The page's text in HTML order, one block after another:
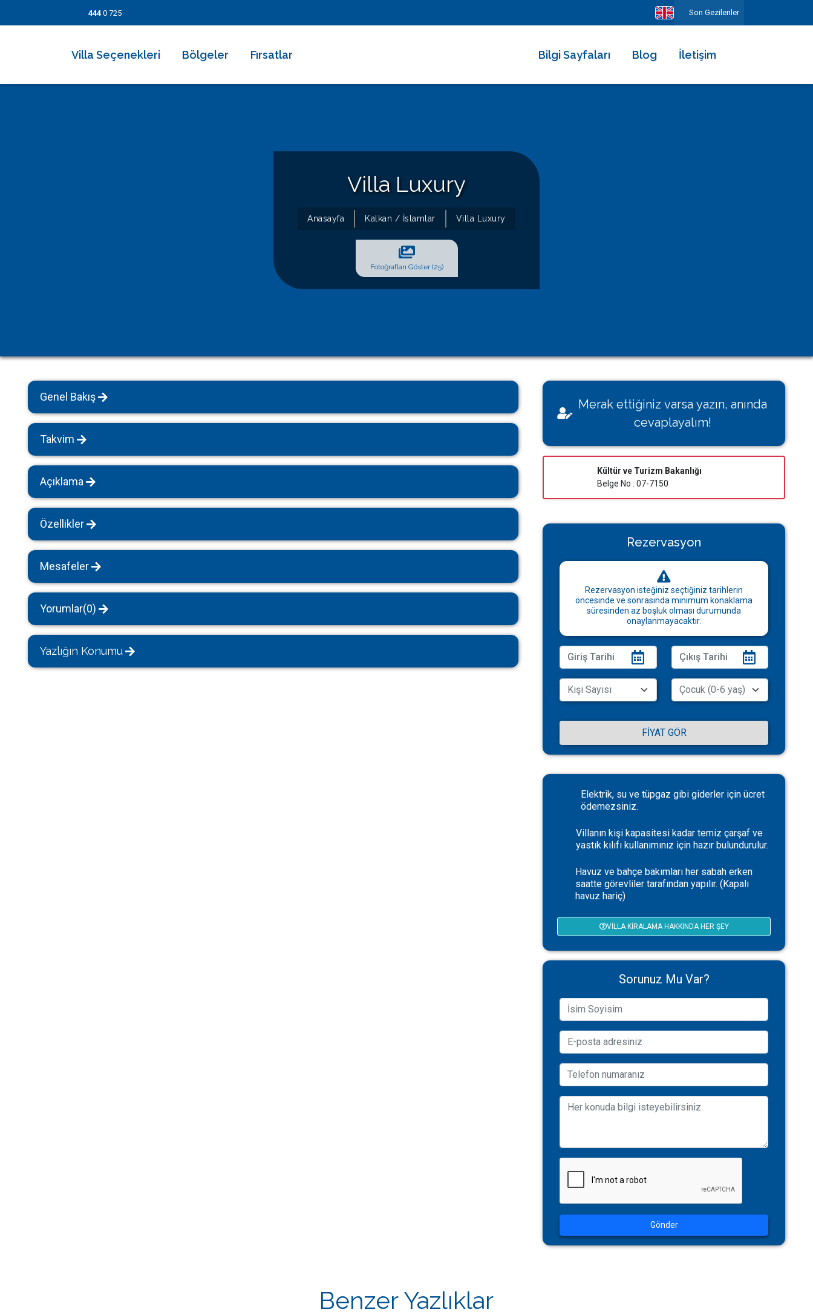
444 0 725 Son Gezilenler
Villa Seçenekleri
Kiralık Apartlar
Bungalov Evler
Kahvaltı Dahil Villalar
Tüm Villalar
Bölgeler Fırsatlar Bilgi Sayfaları
Villamı Kiraya Vermek İstiyorum
Sağlığınız Bizim İçin Değerli
Konut İzin Belge Başvurusu
Bakanlık Belgeli Konutlar
Blog İletişim
Villa Luxury
Anasayfa Kalkan / İslamlar Villa Luxury
Fotoğrafları Göster (25)
Genel Bakış
Takvim
Açıklama
Özellikler
Mesafeler
Yorumlar(0)
Yazlığın Konumu
Merak ettiğiniz varsa yazın, anında
cevaplayalım!
Kültür ve Turizm Bakanlığı
Belge No : 07-7150
Rezervasyon
Rezervasyon isteğiniz seçtiğiniz tarihlerin
öncesinde ve sonrasında minimum konaklama
süresinden az boşluk olması durumunda
onaylanmayacaktır.
FIYAT GÖR
Elektrik, su ve tüpgaz gibi giderler için ücret
ödemezsiniz.
Villanın kişi kapasitesi kadar temiz çarşaf ve
yastık kılıfı kullanımınız için hazır bulundurulur.
Havuz ve bahçe bakımları her sabah erken
saatte görevliler tarafından yapılır. (Kapalı
havuz hariç)
VILLA KIRALAMA HAKKINDA HER ŞEY
Sorunuz Mu Var?
Gönder
Benzer Yazlıklar